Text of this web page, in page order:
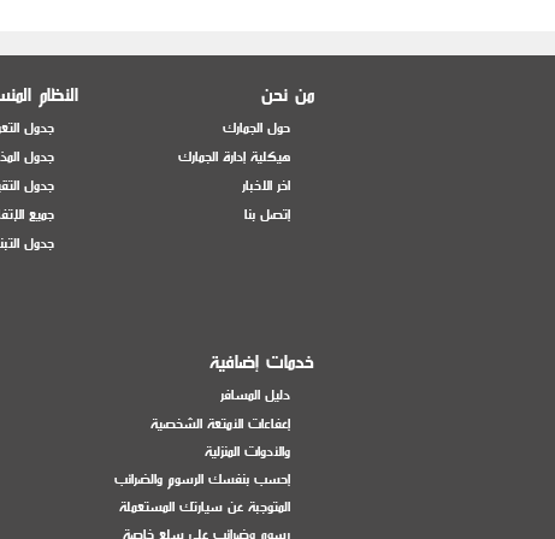
من نحن
حول الجمارك
هيكلية إدارة الجمارك
اخر الاخبار
إتصل بنا
النظام
جدول
جدول
جدول
جميع
جدول
خدمات إضافية
دليل المسافر
إعفاءات الأمتعة الشخصية
والأدوات المنزلية
إحسب بنفسك الرسوم والضرائب
المتوجبة عن سيارتك المستعملة